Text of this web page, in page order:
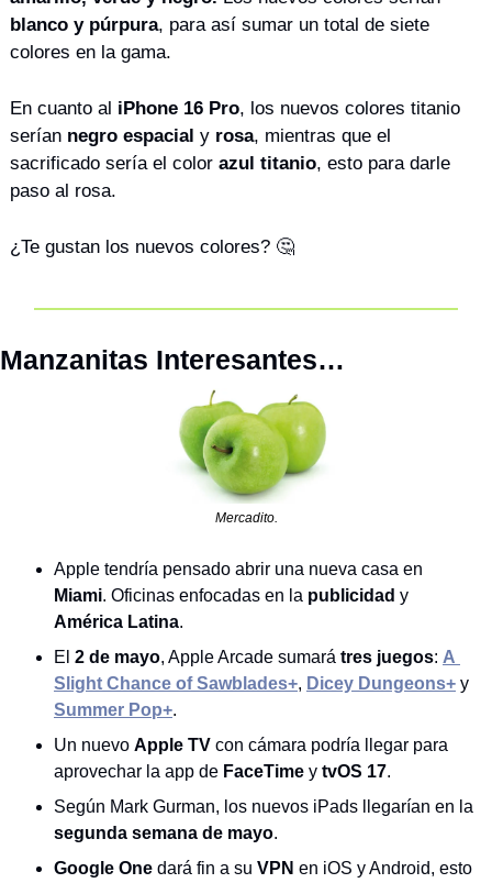
blanco y púrpura, para así sumar un total de siete
colores en la gama.
En cuanto al iPhone 16 Pro, los nuevos colores titanio
serían negro espacial y rosa, mientras que el
sacrificado sería el color azul titanio, esto para darle
paso al rosa.
¿Te gustan los nuevos colores? 🤔
Manzanitas Interesantes…
Mercadito.
Miami. Oficinas enfocadas en la publicidad
América Latina.
El 2 de mayo, Apple Arcade sumará tres juegos: A
Slight Chance of Sawblades+, Dicey Dungeons+
Summer Pop+.
Un nuevo Apple TV con cámara podría llegar para
aprovechar la app de FaceTime y tvOS 17.
segunda semana de mayo.
Google One dará fin a su VPN en iOS y Android, esto